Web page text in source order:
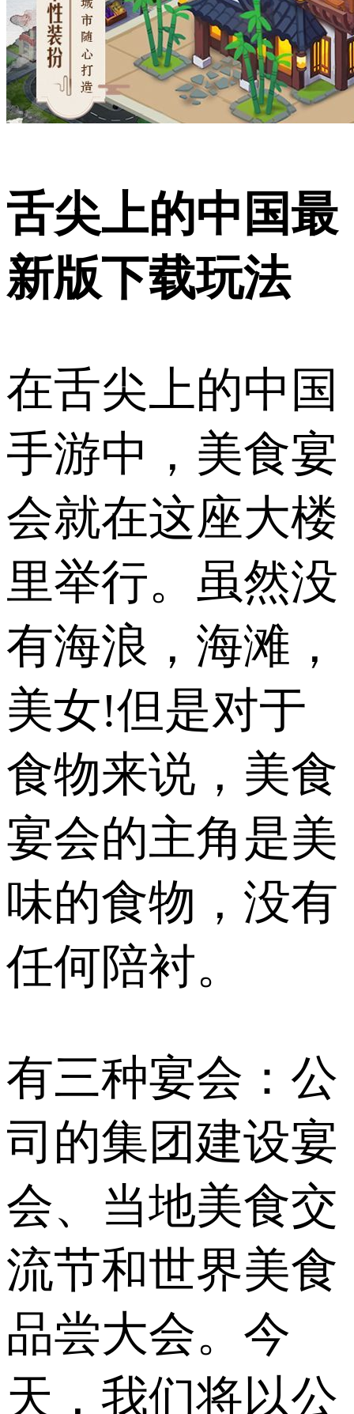
舌尖上的中国最
新版下载玩法
在舌尖上的中国
手游中，美食宴
会就在这座大楼
里举行。虽然没
有海浪，海滩，
美女!但是对于
食物来说，美食
宴会的主角是美
味的食物，没有
任何陪衬。
有三种宴会：公
司的集团建设宴
会、当地美食交
流节和世界美食
品尝大会。今
天，我们将以公